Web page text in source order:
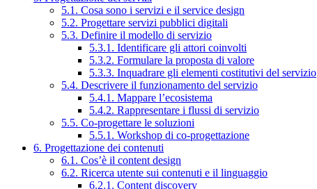
5.1. Cosa sono i servizi e il service design
5.2. Progettare servizi pubblici digitali
5.3. Definire il modello di servizio
5.3.1. Identificare gli attori coinvolti
5.3.2. Formulare la proposta di valore
5.3.3. Inquadrare gli elementi costitutivi del servizio
5.4. Descrivere il funzionamento del servizio
5.4.1. Mappare l’ecosistema
5.4.2. Rappresentare i flussi di servizio
5.5. Co-progettare le soluzioni
5.5.1. Workshop di co-progettazione
6. Progettazione dei contenuti
6.1. Cos’è il content design
6.2. Ricerca utente sui contenuti e il linguaggio
6.2.1. Content discovery